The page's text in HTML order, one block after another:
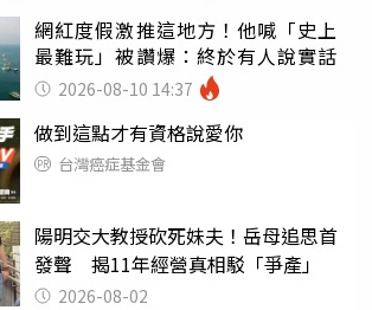
網紅度假激推這地方！他喊「史上
最難玩」被讚爆：終於有人說實話
2026-08-10 14:37
做到這點才有資格說愛你
台灣癌症基金會
陽明交大教授砍死妹夫！岳母追思首
發聲 揭11年經營真相駁「爭產」
2026-08-02